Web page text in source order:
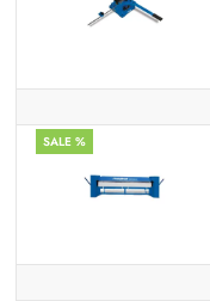
SALE %